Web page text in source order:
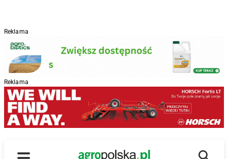
Reklama
Reklama
Main Logo